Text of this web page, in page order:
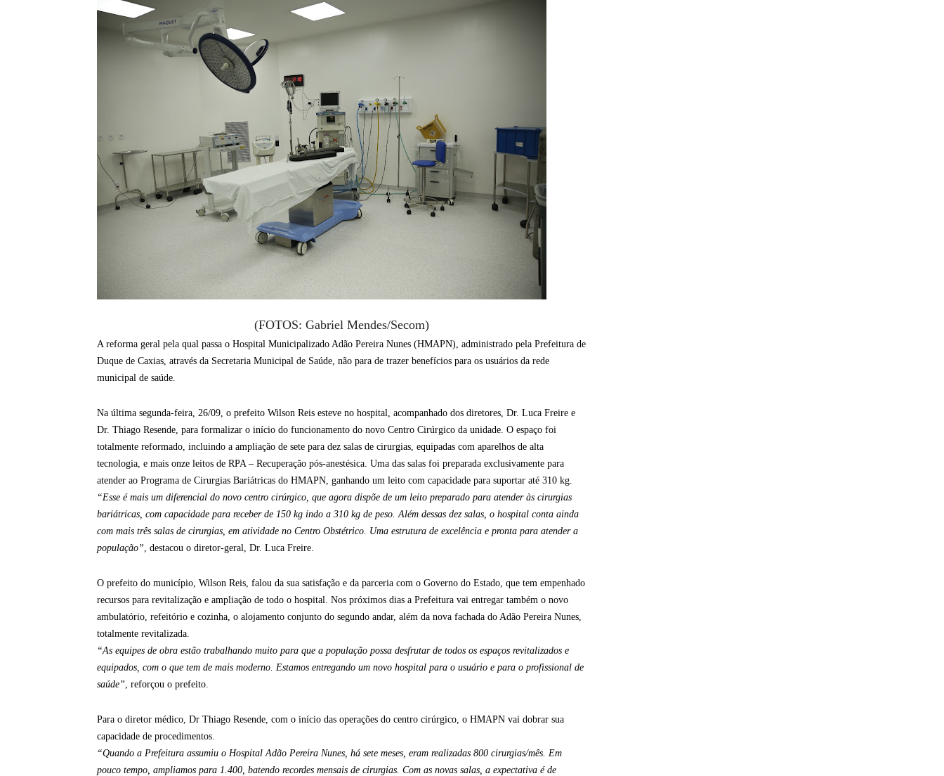
(FOTOS: Gabriel Mendes/Secom)
A reforma geral pela qual passa o Hospital Municipalizado Adão Pereira Nunes (HMAPN), administrado pela Prefeitura de
Duque de Caxias, através da Secretaria Municipal de Saúde, não para de trazer benefícios para os usuários da rede
municipal de saúde.
Na última segunda-feira, 26/09, o prefeito Wilson Reis esteve no hospital, acompanhado dos diretores, Dr. Luca Freire e
Dr. Thiago Resende, para formalizar o início do funcionamento do novo Centro Cirúrgico da unidade. O espaço foi
totalmente reformado, incluindo a ampliação de sete para dez salas de cirurgias, equipadas com aparelhos de alta
tecnologia, e mais onze leitos de RPA – Recuperação pós-anestésica. Uma das salas foi preparada exclusivamente para
atender ao Programa de Cirurgias Bariátricas do HMAPN, ganhando um leito com capacidade para suportar até 310 kg.
“Esse é mais um diferencial do novo centro cirúrgico, que agora dispõe de um leito preparado para atender às cirurgias
bariátricas, com capacidade para receber de 150 kg indo a 310 kg de peso. Além dessas dez salas, o hospital conta ainda
com mais três salas de cirurgias, em atividade no Centro Obstétrico. Uma estrutura de excelência e pronta para atender a
população”, destacou o diretor-geral, Dr. Luca Freire.
O prefeito do município, Wilson Reis, falou da sua satisfação e da parceria com o Governo do Estado, que tem empenhado
recursos para revitalização e ampliação de todo o hospital. Nos próximos dias a Prefeitura vai entregar também o novo
ambulatório, refeitório e cozinha, o alojamento conjunto do segundo andar, além da nova fachada do Adão Pereira Nunes,
totalmente revitalizada.
“As equipes de obra estão trabalhando muito para que a população possa desfrutar de todos os espaços revitalizados e
equipados, com o que tem de mais moderno. Estamos entregando um novo hospital para o usuário e para o profissional de
saúde”, reforçou o prefeito.
Para o diretor médico, Dr Thiago Resende, com o início das operações do centro cirúrgico, o HMAPN vai dobrar sua
capacidade de procedimentos.
“Quando a Prefeitura assumiu o Hospital Adão Pereira Nunes, há sete meses, eram realizadas 800 cirurgias/mês. Em
pouco tempo, ampliamos para 1.400, batendo recordes mensais de cirurgias. Com as novas salas, a expectativa é de